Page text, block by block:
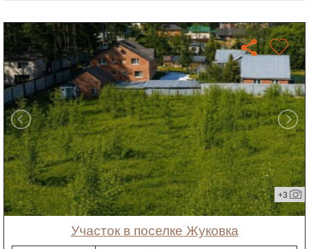
+3
участок в поселке Жуковка